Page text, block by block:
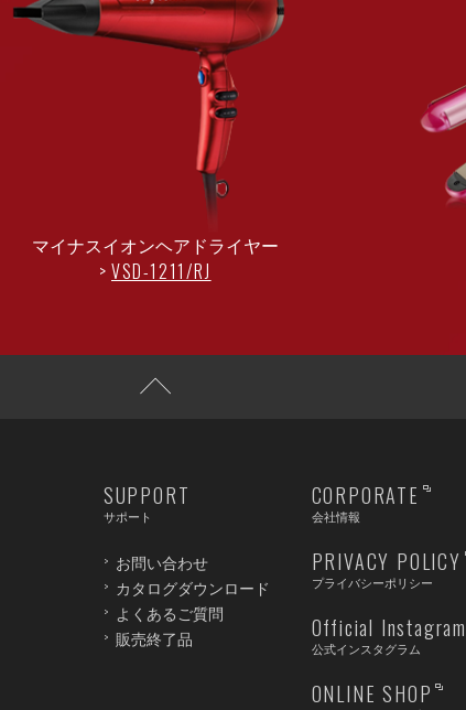
マイナスイオンヘアドライヤー
VSD-1211/RJ
SUPPORT
サポート
お問い合わせ
カタログダウンロード
よくあるご質問
販売終了品
CORPORATE
会社情報
PRIVACY POLICY
プライバシーポリシー
Official Instagram
公式インスタグラム
ONLINE SHOP